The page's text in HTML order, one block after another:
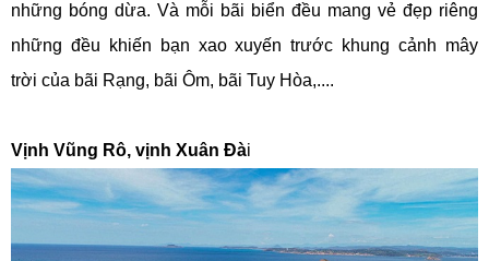
những bóng dừa. Và mỗi bãi biển đều mang vẻ đẹp riêng
những đều khiến bạn xao xuyến trước khung cảnh mây
trời của bãi Rạng, bãi Ôm, bãi Tuy Hòa,....
Vịnh Vũng Rô, vịnh Xuân Đài